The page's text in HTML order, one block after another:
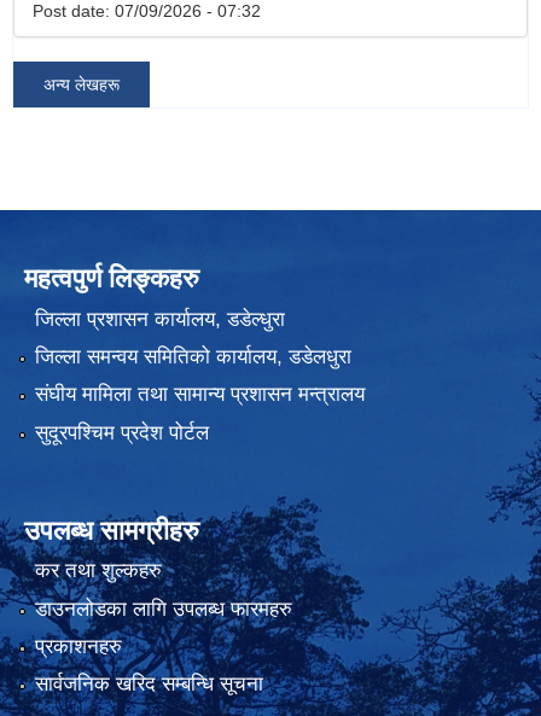
Post date: 07/09/2026 - 07:32
अन्य लेखहरू
महत्वपुर्ण लिङ्कहरु
जिल्ला प्रशासन कार्यालय, डडेल्धुरा
जिल्ला समन्वय समितिको कार्यालय, डडेलधुरा
संघीय मामिला तथा सामान्य प्रशासन मन्त्रालय
सुदूरपश्चिम प्रदेश पोर्टल
उपलब्ध सामग्रीहरु
कर तथा शुल्कहरु
डाउनलोडका लागि उपलब्ध फारमहरु
प्रकाशनहरु
सार्वजनिक खरिद सम्बन्धि सूचना